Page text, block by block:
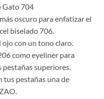
Gato 704
oscuro para enfatizar el
biselado 706.
con un tono claro.
como eyeliner para
pestañas superiores.
tus pestañas una de